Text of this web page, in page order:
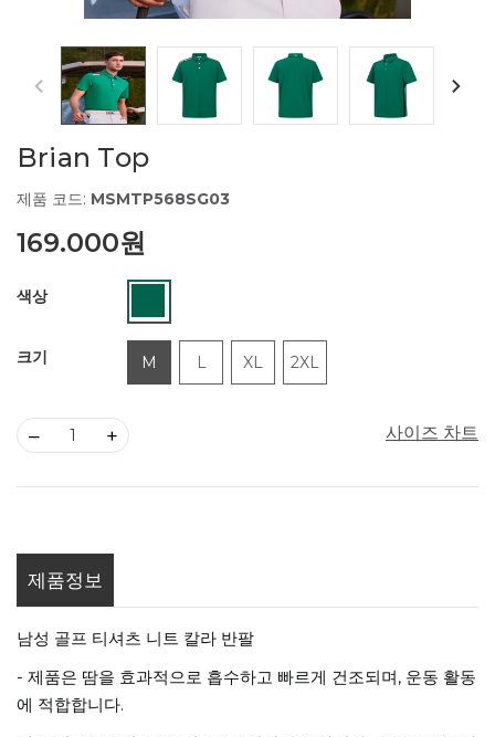
Brian Top
제품 코드: MSMTP568SG03
169.000원
색상
크기 M L XL 2XL
사이즈 차트
– +
제품정보
남성 골프 티셔츠 니트 칼라 반팔
- 제품은 땀을 효과적으로 흡수하고 빠르게 건조되며, 운동 활동
에 적합합니다.